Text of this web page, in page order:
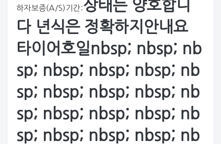
하자보증(A/S)기간:상태는 양호합니
다 년식은 정확하지안내요
타이어호일nbsp; nbsp; nb
sp; nbsp; nbsp; nbsp; nb
sp; nbsp; nbsp; nbsp; nb
sp; nbsp; nbsp; nbsp; nb
sp; nbsp; nbsp; nbsp; nb